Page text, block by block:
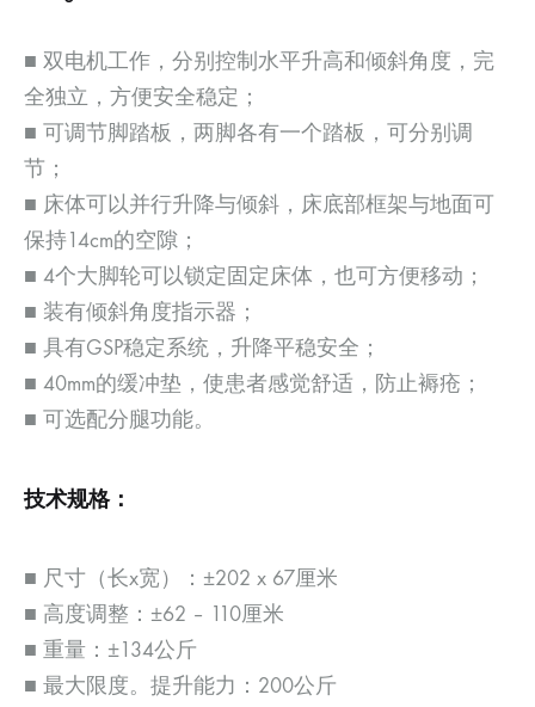
■ 双电机工作，分别控制水平升高和倾斜角度，完
全独立，方便安全稳定；
■ 可调节脚踏板，两脚各有一个踏板，可分别调
节；
■ 床体可以并行升降与倾斜，床底部框架与地面可
保持14cm的空隙；
■ 4个大脚轮可以锁定固定床体，也可方便移动；
■ 装有倾斜角度指示器；
■ 具有GSP稳定系统，升降平稳安全；
■ 40mm的缓冲垫，使患者感觉舒适，防止褥疮；
■ 可选配分腿功能。
技术规格：
■ 尺寸（长x宽）：±202 x 67厘米
■ 高度调整：±62 – 110厘米
■ 重量：±134公斤
■ 最大限度。提升能力：200公斤